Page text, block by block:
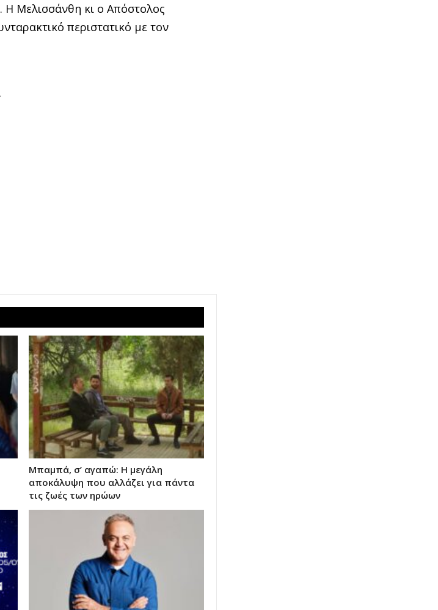
Η Μελισσάνθη κι ο Απόστολος
περιστατικό με τον
Μπαμπά, σ’ αγαπώ: Η μεγάλη
αποκάλυψη που αλλάζει για πάντα
τις ζωές των ηρώων